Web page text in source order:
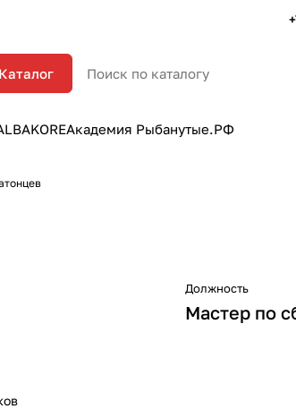
Каталог
Академия Рыбанутые.РФ
Должность
Мастер по